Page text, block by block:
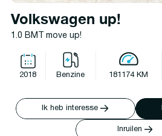
Volkswagen up!
1.0 BMT move up!
2018 Benzine 181174 KM
Ik heb interesse
Inruilen